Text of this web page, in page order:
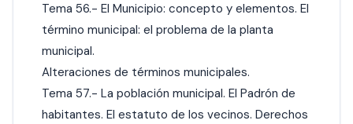
Tema 56.- El Municipio: concepto y elementos. El
término municipal: el problema de la planta
municipal.
Alteraciones de términos municipales.
Tema 57.- La población municipal. El Padrón de
habitantes. El estatuto de los vecinos. Derechos